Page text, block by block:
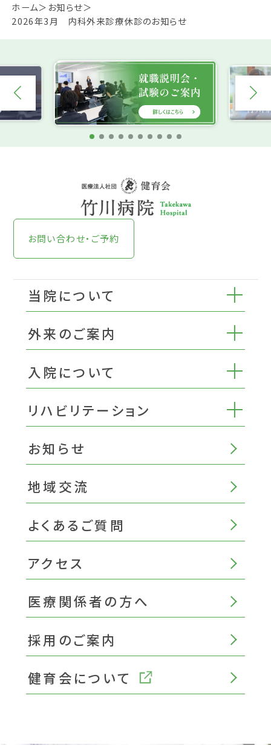
ホーム
お知らせ
2026年3月 内科外来診療休診のお知らせ
お問い合わせ・ご予約
当院について
外来のご案内
入院について
リハビリテーション
お知らせ
地域交流
よくあるご質問
アクセス
医療関係者の方へ
採用のご案内
健育会について